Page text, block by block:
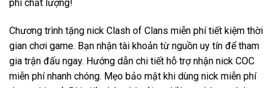
phí chất lượng!
Chương trình tặng nick Clash of Clans miễn phí tiết kiệm thời
gian chơi game. Bạn nhận tài khoản từ nguồn uy tín để tham
gia trận đấu ngay. Hướng dẫn chi tiết hỗ trợ nhận nick COC
miễn phí nhanh chóng. Mẹo bảo mật khi dùng nick miễn phí